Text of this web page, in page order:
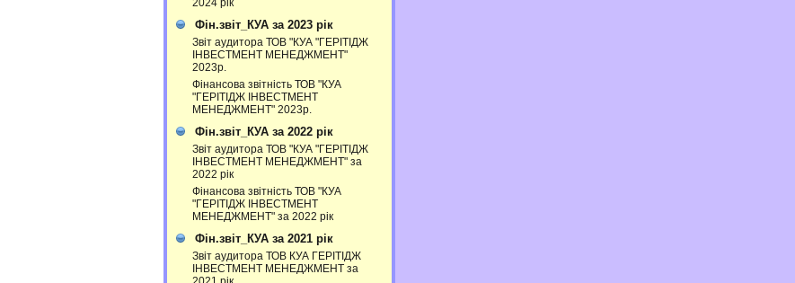
2024 рік
Фін.звіт_КУА за 2023 рік
Звіт аудитора ТОВ "КУА "ГЕРІТІДЖ
ІНВЕСТМЕНТ МЕНЕДЖМЕНТ"
2023р.
Фінансова звітність ТОВ "КУА
"ГЕРІТІДЖ ІНВЕСТМЕНТ
МЕНЕДЖМЕНТ" 2023р.
Фін.звіт_КУА за 2022 рік
Звіт аудитора ТОВ "КУА "ГЕРІТІДЖ
ІНВЕСТМЕНТ МЕНЕДЖМЕНТ" за
2022 рік
Фінансова звітність ТОВ "КУА
"ГЕРІТІДЖ ІНВЕСТМЕНТ
МЕНЕДЖМЕНТ" за 2022 рік
Фін.звіт_КУА за 2021 рік
Звіт аудитора ТОВ КУА ГЕРІТІДЖ
ІНВЕСТМЕНТ МЕНЕДЖМЕНТ за